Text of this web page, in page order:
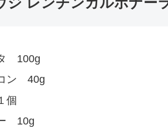
100g
ン 40g
個
10g